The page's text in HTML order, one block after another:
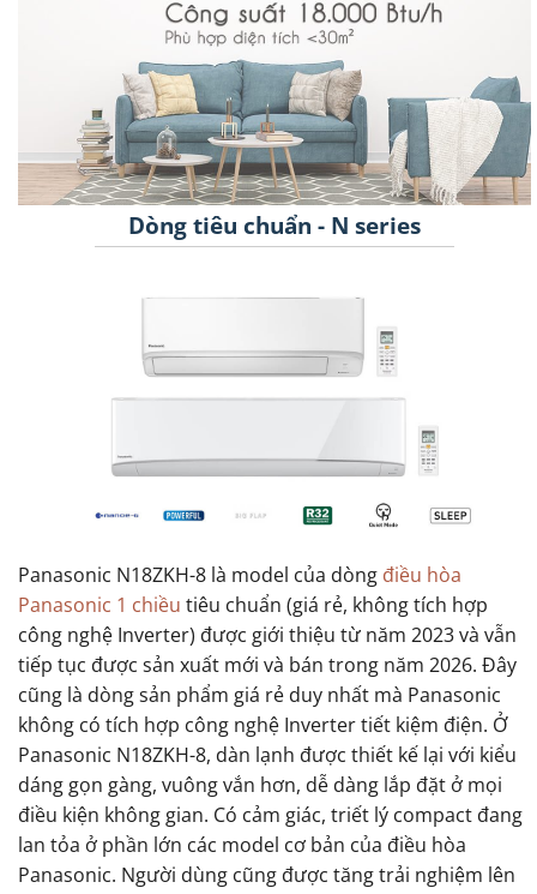
Dòng tiêu chuẩn - N series
Panasonic N18ZKH-8 là model của dòng điều hòa
Panasonic 1 chiều tiêu chuẩn (giá rẻ, không tích hợp
công nghệ Inverter) được giới thiệu từ năm 2023 và vẫn
tiếp tục được sản xuất mới và bán trong năm 2026. Đây
cũng là dòng sản phẩm giá rẻ duy nhất mà Panasonic
không có tích hợp công nghệ Inverter tiết kiệm điện. Ở
Panasonic N18ZKH-8, dàn lạnh được thiết kế lại với kiểu
dáng gọn gàng, vuông vắn hơn, dễ dàng lắp đặt ở mọi
điều kiện không gian. Có cảm giác, triết lý compact đang
lan tỏa ở phần lớn các model cơ bản của điều hòa
Panasonic. Người dùng cũng được tăng trải nghiệm lên